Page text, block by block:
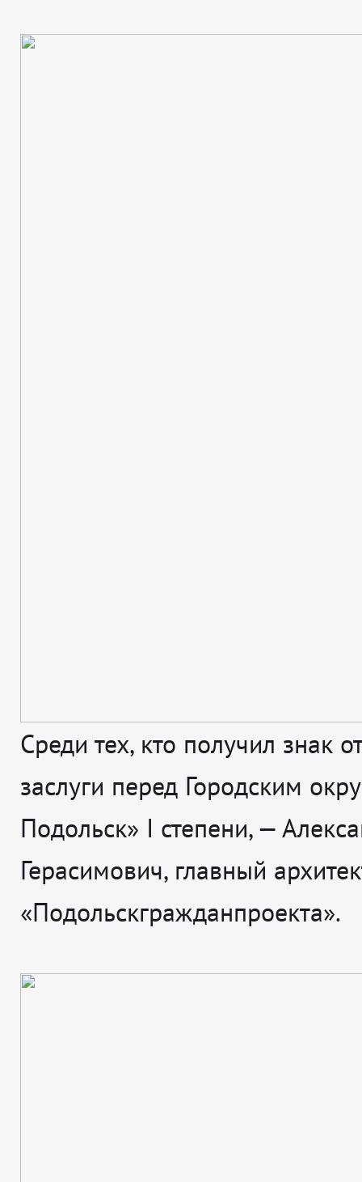
Среди тех, кто получил знак
заслуги перед Городским
Подольск» I степени, —
Герасимович, главный
«Подольскгражданпроекта».